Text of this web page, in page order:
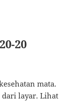
20
mata.
dari layar. Lihat